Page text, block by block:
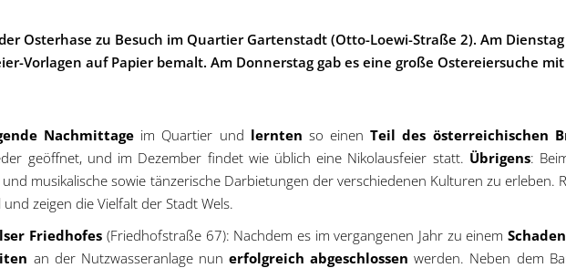
Osterhase zu Besuch im Quartier Gartenstadt (Otto-Loewi-Straße 2). Am
Vorlagen auf Papier bemalt. Am Donnerstag gab es eine große Ostereiersuche
Nachmittage im Quartier und lernten so einenTeil des österreichischen
geöffnet, und im Dezember findet wie üblich eine Nikolausfeier statt. Übrigens:
musikalische sowie tänzerische Darbietungen der verschiedenen Kulturen zu erleben.
zeigen die Vielfalt der Stadt Wels.
Friedhofes (Friedhofstraße 67): Nachdem es im vergangenen Jahr zu einem
an der Nutzwasseranlage nunerfolgreich abgeschlossen werden. Neben dem